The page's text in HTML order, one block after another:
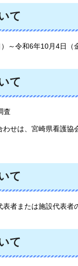
て
～令和6年10月4日（
て
査
せは、宮崎県看護協
て
表者または施設代表者
て